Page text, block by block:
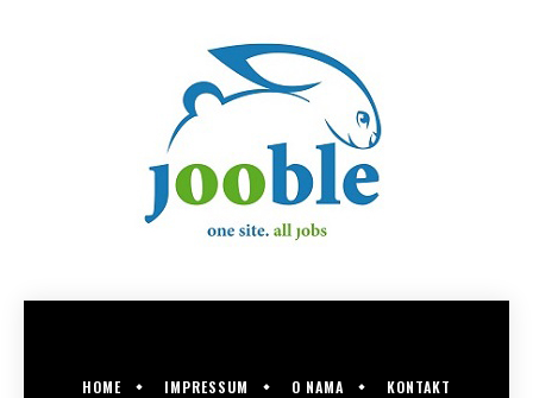
HOME IMPRESSUM O NAMA KONTAKT